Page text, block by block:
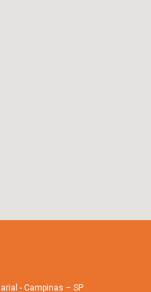
- Campinas – SP